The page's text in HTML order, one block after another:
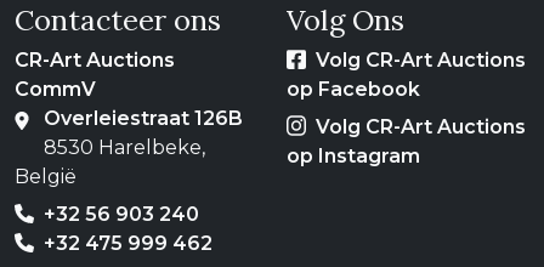
Contacteer ons
CR-Art Auctions
CommV
Overleiestraat 126B
8530 Harelbeke,
België
+32 56 903 240
+32 475 999 462
Volg Ons
Volg CR-Art Auctions
op Facebook
Volg CR-Art Auctions
op Instagram